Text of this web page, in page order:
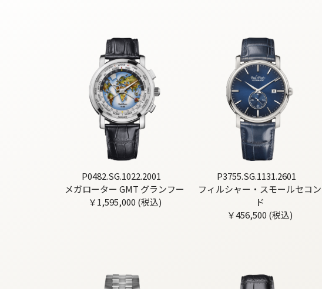
P0482.SG.1022.2001
メガローター GMT グランフー
￥1,595,000 (税込)
P3755.SG.1131.2601
フィルシャー・スモールセコン
ド
￥456,500 (税込)